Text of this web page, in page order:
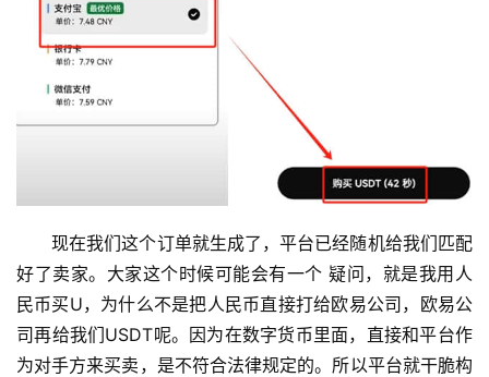
现在我们这个订单就生成了，平台已经随机给我们匹配
好了卖家。大家这个时候可能会有一个 疑问，就是我用人
民币买U，为什么不是把人民币直接打给欧易公司，欧易公
司再给我们USDT呢。因为在数字货币里面，直接和平台作
为对手方来买卖，是不符合法律规定的。所以平台就干脆构